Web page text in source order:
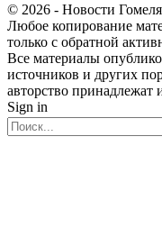
© 2026 - Новости
Любое копирование
только с обратной
Все материалы
источников и других
авторство принадлежат
Sign in